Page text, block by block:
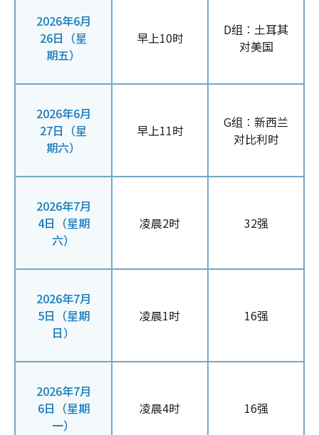
2026年6月
26日（星
期五）
早上10时
D组︰土耳其
对美国
2026年6月
27日（星
期六）
早上11时
G组︰新西兰
对比利时
2026年7月
4日（星期
六）
凌晨2时 32强
2026年7月
5日（星期
日）
凌晨1时 16强
2026年7月
6日（星期
一）
凌晨4时 16强